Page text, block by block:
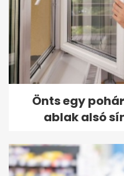
Önts egy
ablak alsó